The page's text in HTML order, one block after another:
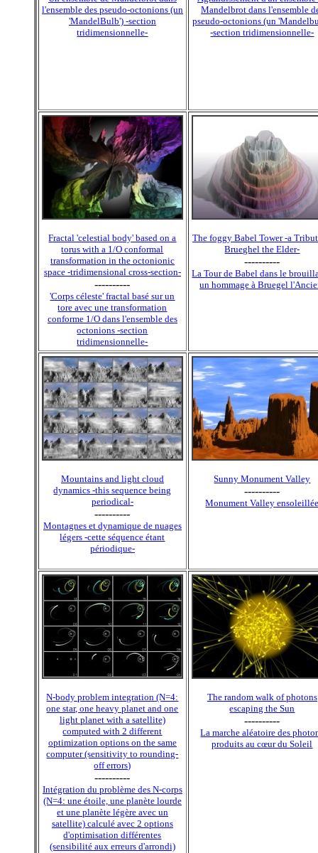
l'ensemble des pseudo-octonions (un
'MandelBulb') -section
tridimensionnelle-
Mandelbrot dans l'ensemble
pseudo-octonions (un
-section tridimensionnelle-
Fractal 'celestial body' based on a
torus with a 1/O conformal
transformation in the octonionic
space -tridimensional cross-section-
----------
'Corps céleste' fractal basé sur un
tore avec une transformation
conforme 1/O dans l'ensemble des
octonions -section
tridimensionnelle-
The foggy Babel Tower -a
Brueghel the Elder-
----------
La Tour de Babel dans le
un hommage à Bruegel
Mountains and light cloud
dynamics -this sequence being
periodical-
----------
Montagnes et dynamique de nuages
légers -cette séquence étant
périodique-
Sunny Monument Valley
----------
Monument Valley
N-body problem integration (N=4:
one star, one heavy planet and one
light planet with a satellite)
computed with 2 different
optimization options on the same
computer (sensitivity to rounding-
off errors)
----------
Intégration du problème des N-corps
(N=4: une étoile, une planète lourde
et une planète légère avec un
satellite) calculé avec 2 options
d'optimisation différentes
(sensibilité aux erreurs d'arrondi)
The random walk of photons
escaping the Sun
----------
La marche aléatoire des
produits au cœur du Soleil